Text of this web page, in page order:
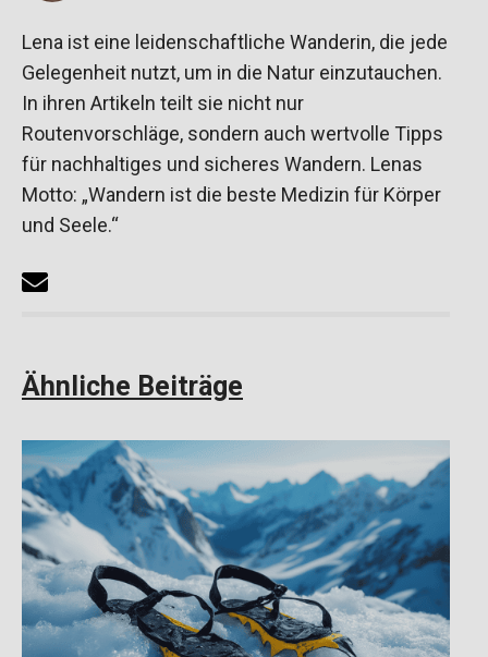
Lena ist eine leidenschaftliche Wanderin, die jede
Gelegenheit nutzt, um in die Natur einzutauchen.
In ihren Artikeln teilt sie nicht nur
Routenvorschläge, sondern auch wertvolle Tipps
für nachhaltiges und sicheres Wandern. Lenas
Motto: „Wandern ist die beste Medizin für Körper
und Seele.“
Ähnliche Beiträge